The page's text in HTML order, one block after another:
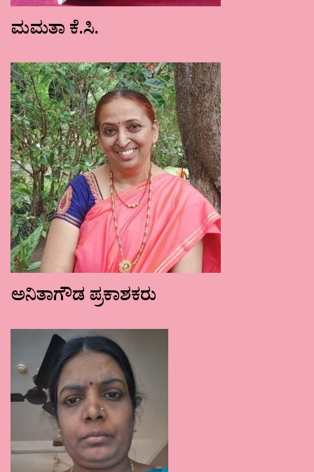
ಮಮತಾ ಕೆ.ಸಿ.
ಅನಿತಾಗೌಡ ಪ್ರಕಾಶಕರು